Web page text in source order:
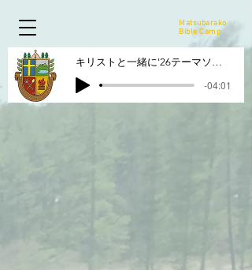
キリストと一緒に'26テーマソング
-04:01
Matsubarako
Bible Camp